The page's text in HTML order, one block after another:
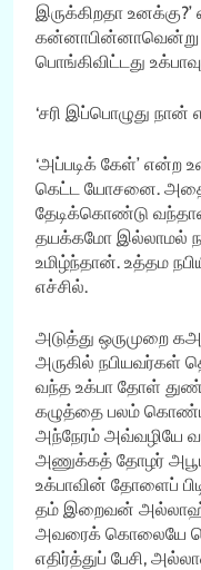
இருக்கிறதா
கன்னாபின்னாவென்று
பொங்கிவிட்டது
‘சரி இப்பொழுது
‘அப்படிக் கேள்’
கெட்ட யோசனை.
தேடிக்கொண்டு
தயக்கமோ இல்லாமல்
உமிழ்ந்தான். உத்தம
எச்சில்.
அடுத்து ஒருமுறை
அருகில் நபியவர்கள்
வந்த உக்பா தோள்
கழுத்தை பலம் கொண்ட
அந்நேரம் அவ்வழியே
அணுக்கத் தோழர்
உக்பாவின் தோளைப்
தம் இறைவன் அல்லாஹ்
அவரைக் கொலையே
எதிர்த்துப் பேசி,